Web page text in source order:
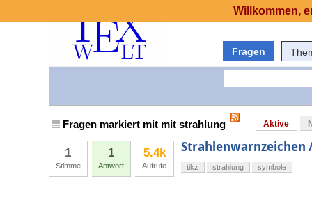
Fragen
Fragen markiert mit mit strahlung Aktive
1
Stimme
1
Antwort
5.4k
Aufrufe
Strahlenwarnzeichen
tikz strahlung symbole
Willkommen,